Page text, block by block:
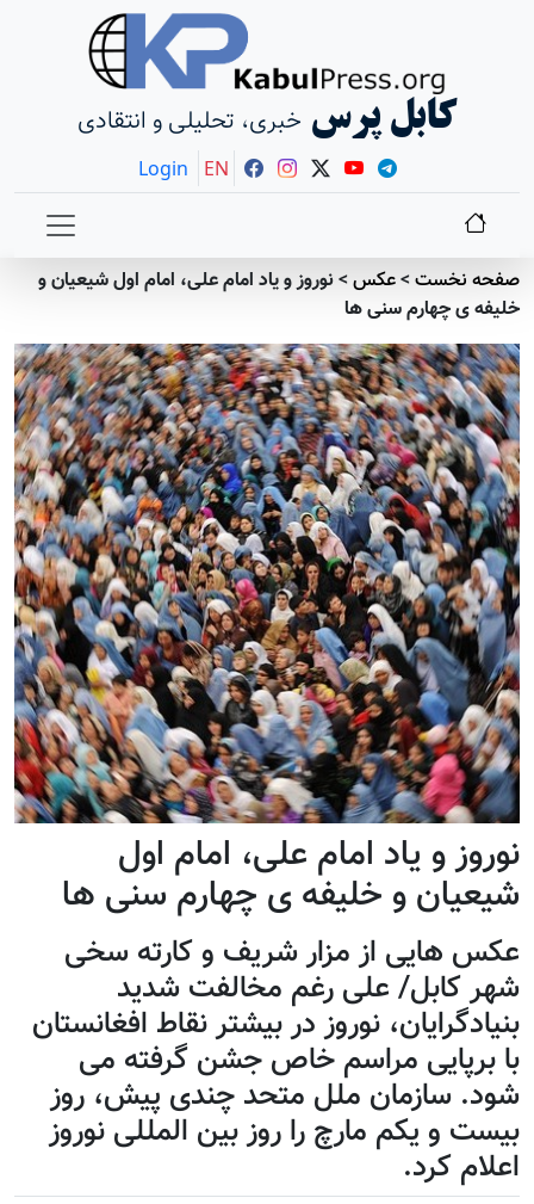
کابل پرس خبری، تحلیلی و انتقادی
Login EN
صفحه نخست>عکس>نوروز و یاد امام علی، امام اول شیعیان و
خلیفه ی چهارم سنی ها
نوروز و یاد امام علی، امام اول
شیعیان و خلیفه ی چهارم سنی ها
عکس هایی از مزار شریف و کارته سخی
شهر کابل/ علی رغم مخالفت شدید
بنیادگرایان، نوروز در بیشتر نقاط افغانستان
با برپایی مراسم خاص جشن گرفته می
شود. سازمان ملل متحد چندی پیش، روز
بیست و یکم مارچ را روز بین المللی نوروز
اعلام کرد.